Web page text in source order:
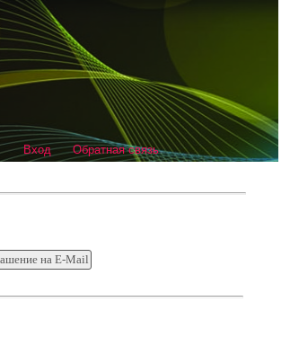
Вход Обратная связь